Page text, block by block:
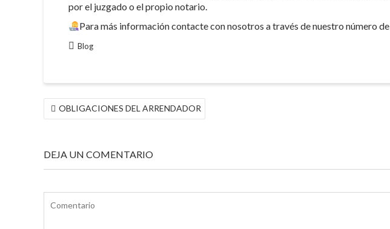
por el juzgado o el propio notario.
Para más información contacte con nosotros a través de nuestro número
Blog
NAVEGACIÓN
DE
OBLIGACIONES DEL ARRENDADOR
DEJA UN COMENTARIO